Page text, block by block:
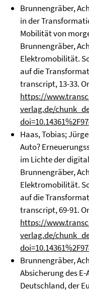
Brunnengräber,
in der
Mobilität von
Brunnengräber,
Elektromobilität.
auf die
transcript, 13-33.
https://
verlag.de/
Haas, Tobias;
Auto?
im Lichte der
Brunnengräber,
Elektromobilität.
auf die
transcript, 69-91.
https://
verlag.de/
Brunnengräber,
Absicherung des
Deutschland, der